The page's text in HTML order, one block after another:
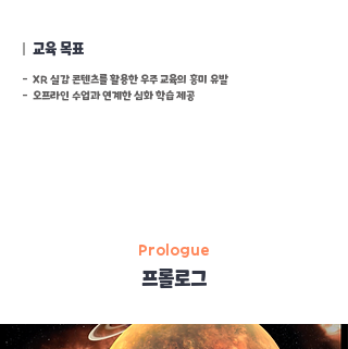
교육 목표
- XR 실감 콘텐츠를 활용한 우주 교육의 흥미 유발
- 오프라인 수업과 연계한 심화 학습 제공
Prologue
프롤로그